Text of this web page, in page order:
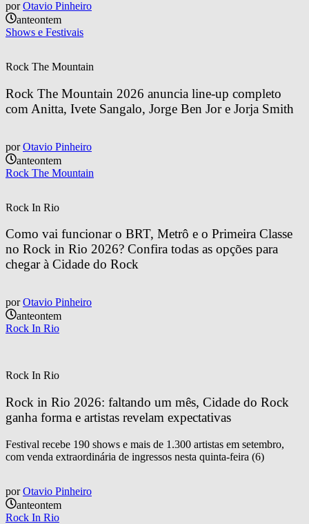
por Otavio Pinheiro
anteontem
Shows e Festivais
Rock The Mountain
Rock The Mountain 2026 anuncia line-up completo
com Anitta, Ivete Sangalo, Jorge Ben Jor e Jorja Smith
por Otavio Pinheiro
anteontem
Rock The Mountain
Rock In Rio
Como vai funcionar o BRT, Metrô e o Primeira Classe
no Rock in Rio 2026? Confira todas as opções para
chegar à Cidade do Rock
por Otavio Pinheiro
anteontem
Rock In Rio
Rock In Rio
Rock in Rio 2026: faltando um mês, Cidade do Rock
ganha forma e artistas revelam expectativas
Festival recebe 190 shows e mais de 1.300 artistas em setembro,
com venda extraordinária de ingressos nesta quinta-feira (6)
por Otavio Pinheiro
anteontem
Rock In Rio